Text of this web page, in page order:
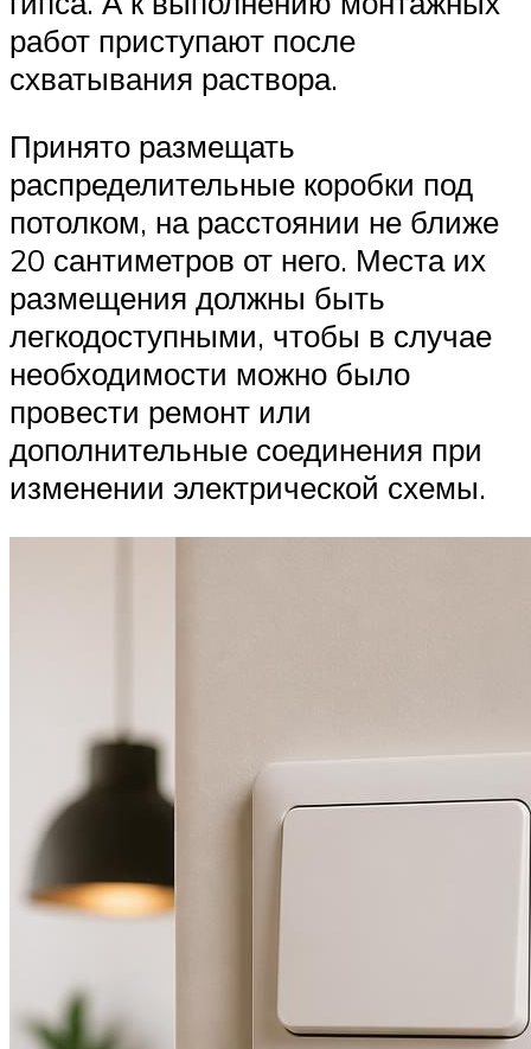
работ приступают после
схватывания раствора.
Принято размещать
распределительные коробки под
потолком, на расстоянии не ближе
20 сантиметров от него. Места их
размещения должны быть
легкодоступными, чтобы в случае
необходимости можно было
провести ремонт или
дополнительные соединения при
изменении электрической схемы.